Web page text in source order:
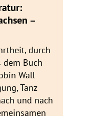
–
durch
dem Buch
Wall
Tanz
und nach